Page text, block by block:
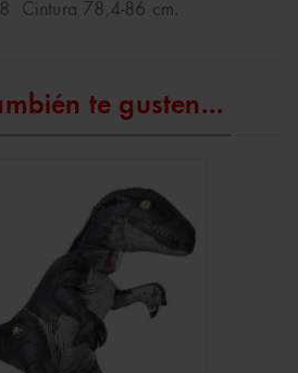
Cintura 78,4-86 cm.
te gusten...